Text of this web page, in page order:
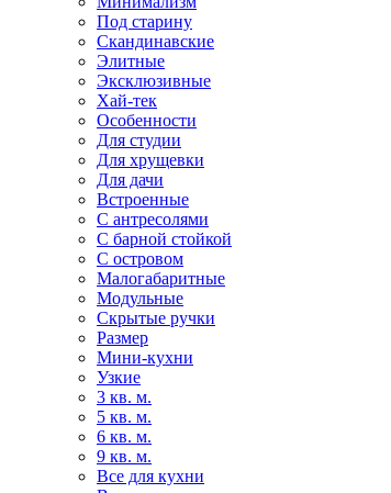
Под старину
Скандинавские
Элитные
Эксклюзивные
Хай-тек
Особенности
Для студии
Для хрущевки
Для дачи
Встроенные
С антресолями
С барной стойкой
С островом
Малогабаритные
Модульные
Скрытые ручки
Размер
Мини-кухни
Узкие
3 кв. м.
5 кв. м.
6 кв. м.
9 кв. м.
Все для кухни